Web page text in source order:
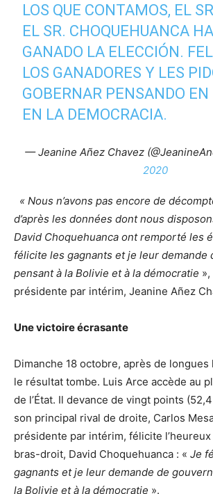
LOS QUE CONTAMOS, EL
EL SR. CHOQUEHUANCA
GANADO LA ELECCIÓN.
LOS GANADORES Y LES
GOBERNAR PENSANDO
EN LA DEMOCRACIA.
— Jeanine Añez Chavez
2020
« Nous n’avons pas encore de
d’après les données dont nous
David Choquehuanca ont remporté les
félicite les gagnants et je leur demande
pensant à la Bolivie et à la démocratie
présidente par intérim, Jeanine Añez
Une victoire écrasante
Dimanche 18 octobre, après de longues
le résultat tombe. Luis Arce accède au
de l’État. Il devance de vingt points
son principal rival de droite, Carlos
présidente par intérim, félicite
bras-droit, David Choquehuanca : « Je
gagnants et je leur demande de
la Bolivie et à la démocratie ».